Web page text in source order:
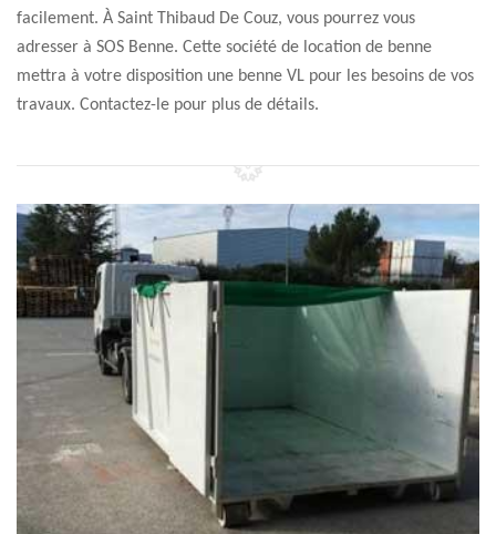
facilement. À Saint Thibaud De Couz, vous pourrez vous
adresser à SOS Benne. Cette société de location de benne
mettra à votre disposition une benne VL pour les besoins de vos
travaux. Contactez-le pour plus de détails.